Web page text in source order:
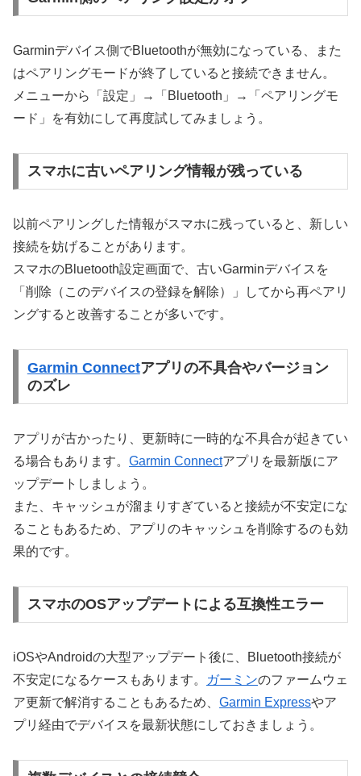
Garminデバイス側でBluetoothが無効になっている、また
はペアリングモードが終了していると接続できません。
メニューから「設定」→「Bluetooth」→「ペアリングモ
ード」を有効にして再度試してみましょう。
スマホに古いペアリング情報が残っている
以前ペアリングした情報がスマホに残っていると、新しい
接続を妨げることがあります。
スマホのBluetooth設定画面で、古いGarminデバイスを
「削除（このデバイスの登録を解除）」してから再ペアリ
ングすると改善することが多いです。
Garmin Connectアプリの不具合やバージョン
のズレ
アプリが古かったり、更新時に一時的な不具合が起きてい
る場合もあります。 Garmin Connectアプリを最新版にア
ップデートしましょう。
また、キャッシュが溜まりすぎていると接続が不安定にな
ることもあるため、アプリのキャッシュを削除するのも効
果的です。
スマホのOSアップデートによる互換性エラー
iOSやAndroidの大型アップデート後に、Bluetooth接続が
不安定になるケースもあります。
ガーミンのファームウェ
ア更新で解消することもあるため、 Garmin Expressやア
プリ経由でデバイスを最新状態にしておきましょう。